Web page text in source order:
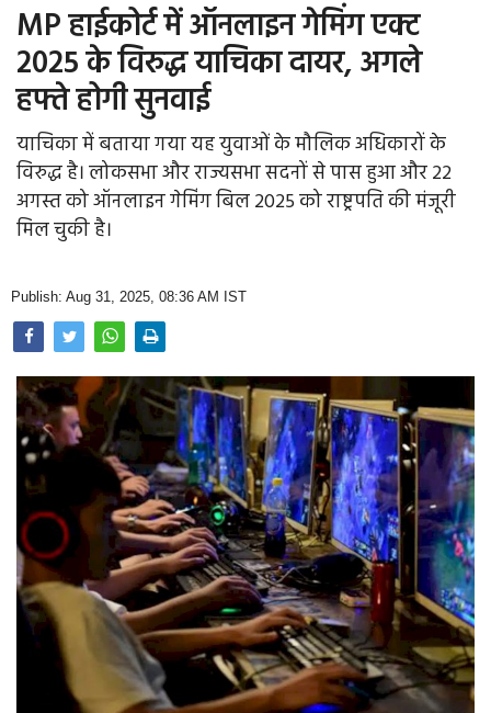
Office Office
Political Gossips
Farm & Food
Opinion
Health & Lifestyle
Photo Gallery
Home
MP हाईकोर्ट में ऑनलाइन गेमिंग एक्ट
2025 के विरुद्ध याचिका दायर, अगले
हफ्ते होगी सुनवाई
याचिका में बताया गया यह युवाओं के मौलिक अधिकारों के
विरुद्ध है। लोकसभा और राज्यसभा सदनों से पास हुआ और 22
अगस्त को ऑनलाइन गेमिंग बिल 2025 को राष्ट्रपति की मंजूरी
मिल चुकी है।
Publish: Aug 31, 2025, 08:36 AM IST